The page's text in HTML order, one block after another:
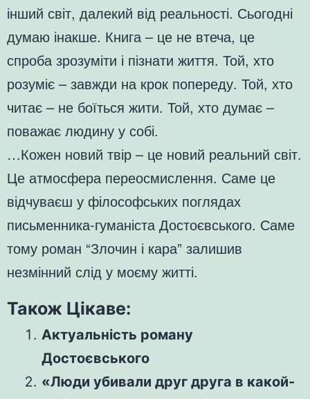
інший світ, далекий від реальності. Сьогодні
думаю інакше. Книга – це не втеча, це
спроба зрозуміти і пізнати життя. Той, хто
розуміє – завжди на крок попереду. Той, хто
читає – не боїться жити. Той, хто думає –
поважає людину у собі.
…Кожен новий твір – це новий реальний світ.
Це атмосфера переосмислення. Саме це
відчуваєш у філософських поглядах
письменника-гуманіста Достоєвського. Саме
тому роман “Злочин і кара” залишив
незмінний слід у моєму житті.
Також Цікаве:
Актуальність роману
Достоєвського
«Люди убивали друг друга в какой-